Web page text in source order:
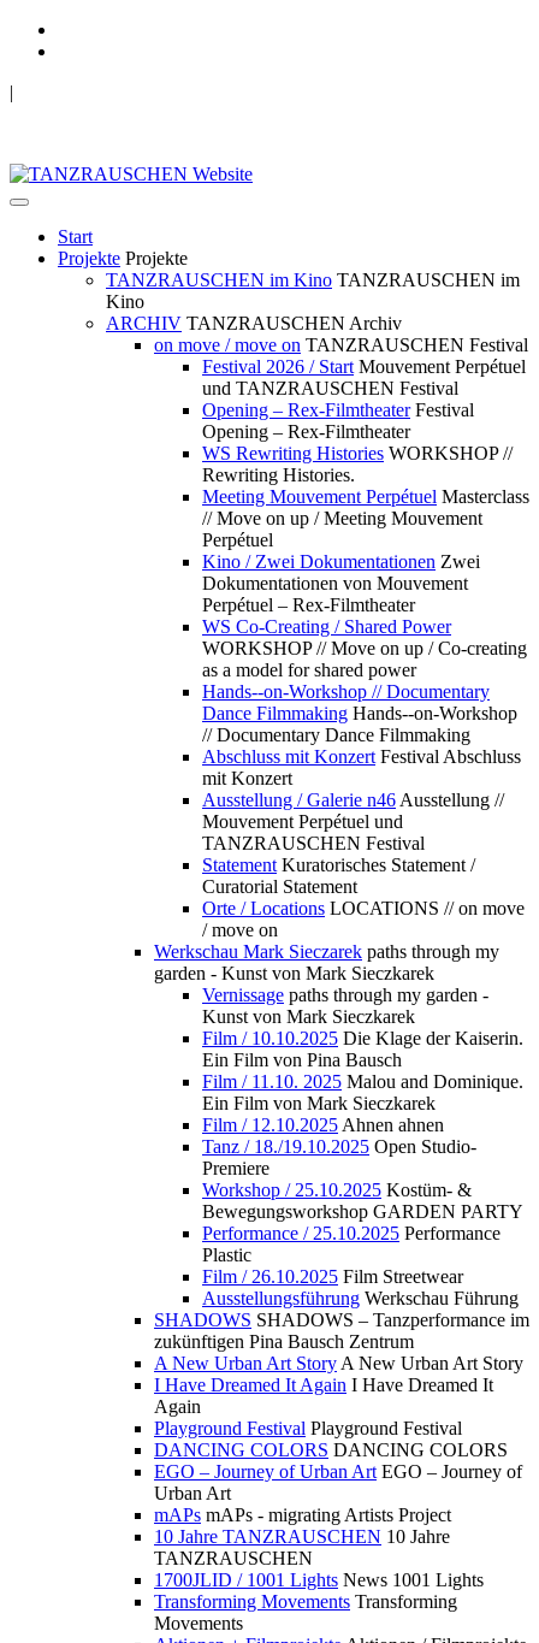
|
Start
Projekte Projekte
TANZRAUSCHEN im Kino TANZRAUSCHEN im
Kino
ARCHIV TANZRAUSCHEN Archiv
on move / move on TANZRAUSCHEN Festival
Festival 2026 / Start Mouvement Perpétuel
und TANZRAUSCHEN Festival
Opening – Rex-Filmtheater Festival
Opening – Rex-Filmtheater
WS Rewriting Histories WORKSHOP //
Rewriting Histories.
Meeting Mouvement Perpétuel Masterclass
// Move on up / Meeting Mouvement
Perpétuel
Kino / Zwei Dokumentationen Zwei
Dokumentationen von Mouvement
Perpétuel – Rex-Filmtheater
WS Co-Creating / Shared Power
WORKSHOP // Move on up / Co-creating
as a model for shared power
Hands--on-Workshop // Documentary
Dance Filmmaking Hands--on-Workshop
// Documentary Dance Filmmaking
Abschluss mit Konzert Festival Abschluss
mit Konzert
Ausstellung / Galerie n46 Ausstellung //
Mouvement Perpétuel und
TANZRAUSCHEN Festival
Statement Kuratorisches Statement /
Curatorial Statement
Orte / Locations LOCATIONS // on move
/ move on
Werkschau Mark Sieczarek paths through my
garden - Kunst von Mark Sieczkarek
Vernissage paths through my garden -
Kunst von Mark Sieczkarek
Film / 10.10.2025 Die Klage der Kaiserin.
Ein Film von Pina Bausch
Film / 11.10. 2025 Malou and Dominique.
Ein Film von Mark Sieczkarek
Film / 12.10.2025 Ahnen ahnen
Tanz / 18./19.10.2025 Open Studio-
Premiere
Workshop / 25.10.2025 Kostüm- &
Bewegungsworkshop GARDEN PARTY
Performance / 25.10.2025 Performance
Plastic
Film / 26.10.2025 Film Streetwear
Ausstellungsführung Werkschau Führung
SHADOWS SHADOWS – Tanzperformance im
zukünftigen Pina Bausch Zentrum
A New Urban Art Story A New Urban Art Story
I Have Dreamed It Again I Have Dreamed It
Again
Playground Festival Playground Festival
DANCING COLORS DANCING COLORS
EGO – Journey of Urban Art EGO – Journey of
Urban Art
mAPs mAPs - migrating Artists Project
10 Jahre TANZRAUSCHEN 10 Jahre
TANZRAUSCHEN
1700JLID / 1001 Lights News 1001 Lights
Transforming Movements Transforming
Movements